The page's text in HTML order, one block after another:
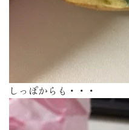
しっぽからも・・・